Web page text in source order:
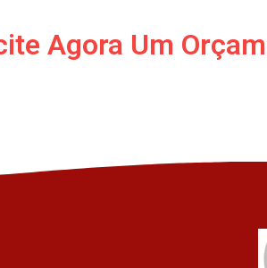
Agora Um